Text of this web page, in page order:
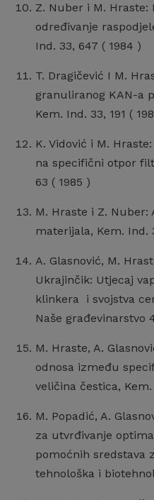
Z. Nuber i M.
određivanje
Ind. 33, 647 ( 1984 )
T. Dragičević I M.
granuliranog KAN-a
Kem. Ind. 33, 191 (
K. Vidović i M.
na specifični otpor
63 ( 1985 )
M. Hraste i Z.
materijala, Kem. Ind.
A. Glasnović, M.
Ukrajinčik: Utjecaj
klinkera i svojstva
Naše građevinarstvo
M. Hraste, A.
odnosa između
veličina čestica, Kem.
M. Popadić, A.
za utvrđivanje
pomoćnih sredstava
tehnološka i